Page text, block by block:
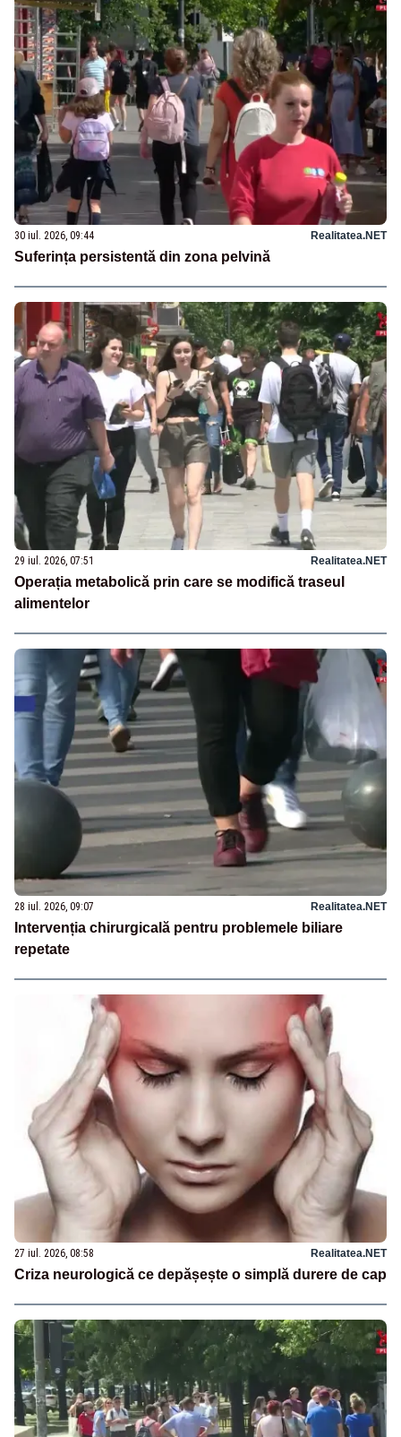
30 iul. 2026, 09:44 Realitatea.NET
Suferința persistentă din zona pelvină
29 iul. 2026, 07:51 Realitatea.NET
Operația metabolică prin care se modifică traseul
alimentelor
28 iul. 2026, 09:07 Realitatea.NET
Intervenția chirurgicală pentru problemele biliare
repetate
27 iul. 2026, 08:58 Realitatea.NET
Criza neurologică ce depășește o simplă durere de cap